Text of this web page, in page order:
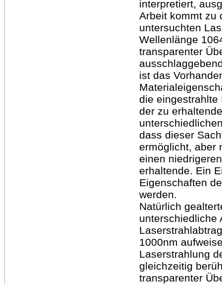
interpretiert,
Arbeit kommt zu
untersuchten
Wellenlänge
transparenter
ist das
die eingestrahlte
der zu
dass dieser
ermöglicht, aber
einen
erhaltende. Ein
Eigenschaften
werden.
Natürlich
unterschiedliche
1000nm
Laserstrahlung
gleichzeitig
transparenter